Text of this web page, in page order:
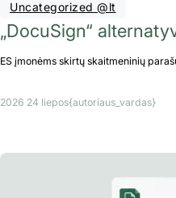
Uncategorized @lt
„DocuSign“
ES įmonėms skirtų skaitmeninių
2026 24 liepos{autoriaus_vardas}